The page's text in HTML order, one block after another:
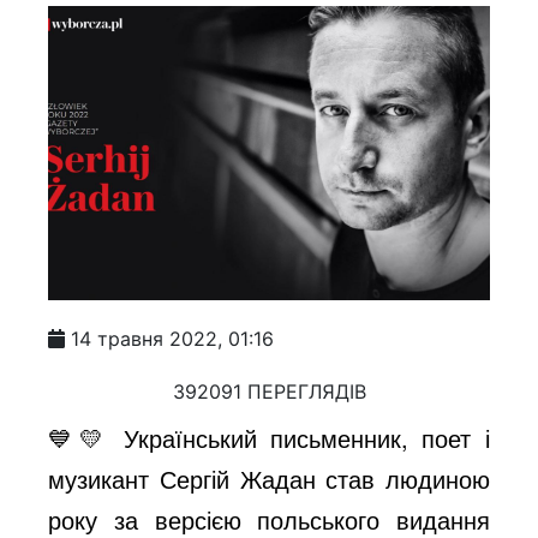
14 травня 2022, 01:16
392091 ПЕРЕГЛЯДІВ
💙💛 Український письменник, поет і
музикант Сергій Жадан став людиною
року за версією польського видання